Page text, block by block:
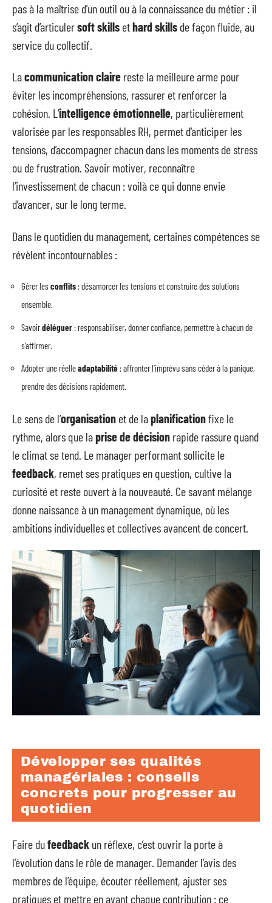
pas à la maîtrise d’un outil ou à la connaissance du métier : il
s’agit d’articulersoft skills ethard skills de façon fluide, au
service du collectif.
Lacommunication claire reste la meilleure arme pour
éviter les incompréhensions, rassurer et renforcer la
cohésion. L’intelligence émotionnelle, particulièrement
valorisée par les responsables RH, permet d’anticiper les
tensions, d’accompagner chacun dans les moments de stress
ou de frustration. Savoir motiver, reconnaître
l’investissement de chacun : voilà ce qui donne envie
d’avancer, sur le long terme.
Dans le quotidien du management, certaines compétences se
révèlent incontournables :
Gérer les conflits : désamorcer les tensions et construire des solutions
ensemble.
Savoirdéléguer : responsabiliser, donner confiance, permettre à chacun de
s’affirmer.
Adopter une réelleadaptabilité : affronter l’imprévu sans céder à la panique,
prendre des décisions rapidement.
Le sens de l’organisation et de laplanificationfixe le
rythme, alors que laprise de décision rapide rassure quand
le climat se tend. Le manager performant sollicite le
feedback, remet ses pratiques en question, cultive la
curiosité et reste ouvert à la nouveauté. Ce savant mélange
donne naissance à un management dynamique, où les
ambitions individuelles et collectives avancent de concert.
Développer ses qualités
managériales : conseils
concrets pour progresser au
quotidien
Faire dufeedback un réflexe, c’est ouvrir la porte à
l’évolution dans le rôle de manager. Demander l’avis des
membres de l’équipe, écouter réellement, ajuster ses
pratiques et mettre en avant chaque contribution : ce